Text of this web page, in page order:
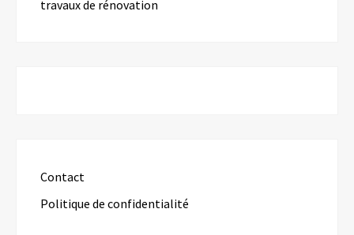
travaux de rénovation
Contact
Politique de confidentialité